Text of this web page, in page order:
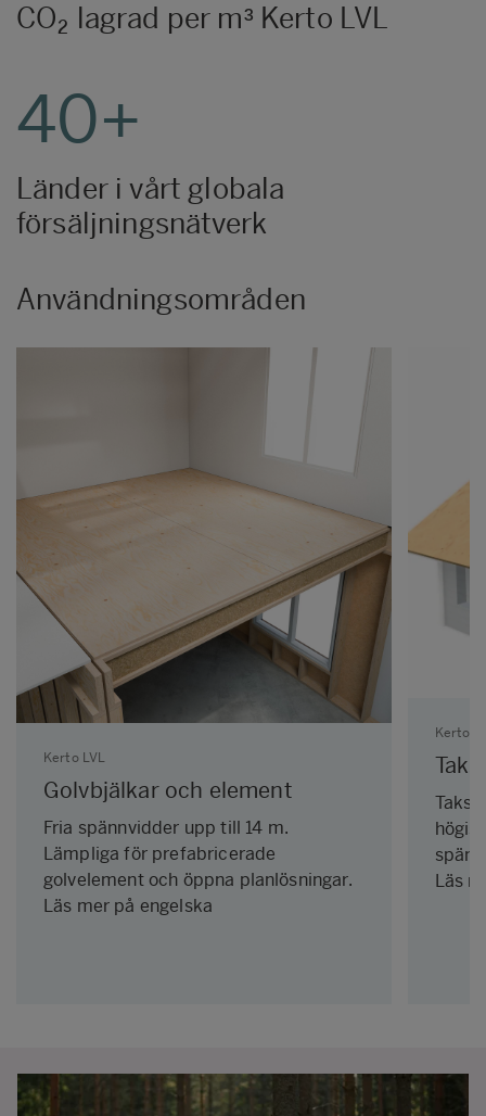
CO₂ lagrad per m³ Kerto LVL
40+
Länder i vårt globala
försäljningsnätverk
Användningsområden
Kerto LVL
Golvbjälkar och element
Fria spännvidder upp till 14 m.
Lämpliga för prefabricerade
golvelement och öppna planlösningar.
Läs mer på engelska
Kerto
Läs